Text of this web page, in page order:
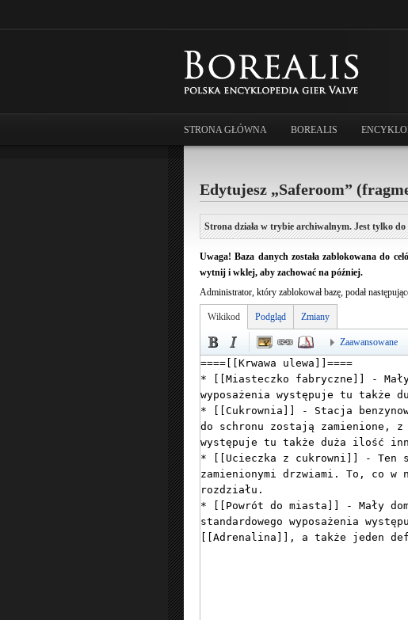
STRONA GŁÓWNA BOREALIS
Edytujesz „Saferoom”
Strona działa w trybie archiwalnym. Jest tylko do
Uwaga! Baza danych została zablokowana do
wytnij i wklej, aby zachować na później.
Administrator, który zablokował bazę, podał
Wikikod Podgląd Zmiany
Zaawansowane